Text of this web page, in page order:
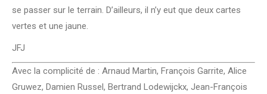
se passer sur le terrain. D’ailleurs, il n’y eut que deux cartes
vertes et une jaune.
JFJ
Avec la complicité de : Arnaud Martin, François Garrite, Alice
Gruwez, Damien Russel, Bertrand Lodewijckx, Jean-François